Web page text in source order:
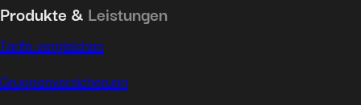
Produkte & Leistungen
Tarife vergleichen
Gruppenversicherung